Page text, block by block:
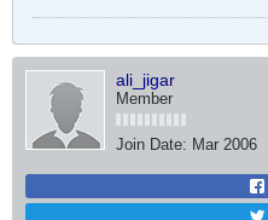
ali_jigar
Member
Join Date: Mar 2006